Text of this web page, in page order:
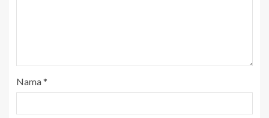
Nama*